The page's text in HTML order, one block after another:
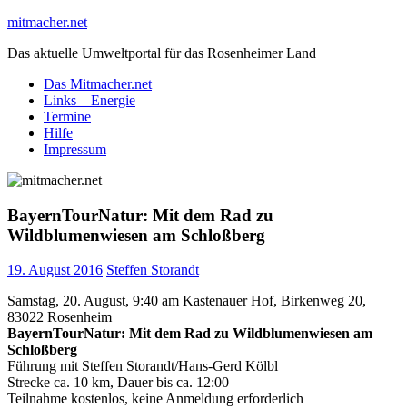
Skip
content
mitmacher.net
Das aktuelle Umweltportal für das Rosenheimer Land
Das Mitmacher.net
Links – Energie
Termine
Hilfe
Impressum
BayernTourNatur: Mit dem Rad zu
Wildblumenwiesen am Schloßberg
19. August 2016 Steffen Storandt
Samstag, 20. August, 9:40 am Kastenauer Hof, Birkenweg 20,
83022 Rosenheim
BayernTourNatur: Mit dem Rad zu Wildblumenwiesen am
Schloßberg
Führung mit Steffen Storandt/Hans-Gerd Kölbl
Strecke ca. 10 km, Dauer bis ca. 12:00
Teilnahme kostenlos, keine Anmeldung erforderlich